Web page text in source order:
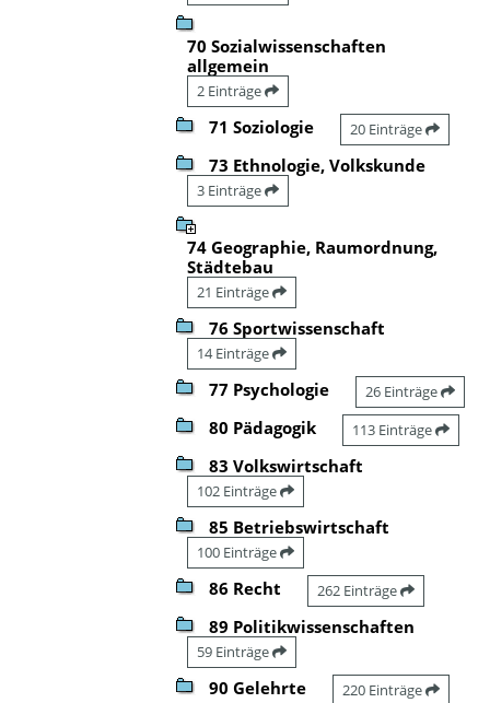
70 Sozialwissenschaften
allgemein
2 Einträge
71 Soziologie 20 Einträge
73 Ethnologie, Volkskunde
3 Einträge
74 Geographie, Raumordnung,
Städtebau
21 Einträge
76 Sportwissenschaft
14 Einträge
77 Psychologie 26 Einträge
80 Pädagogik 113 Einträge
83 Volkswirtschaft
102 Einträge
85 Betriebswirtschaft
100 Einträge
86 Recht 262 Einträge
89 Politikwissenschaften
59 Einträge
90 Gelehrte 220 Einträge